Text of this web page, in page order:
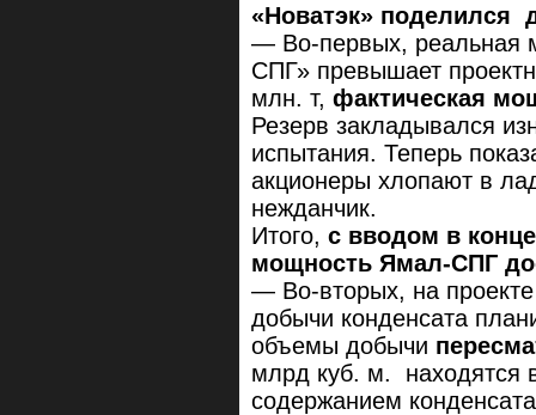
«Новатэк»
— Во-первых, реальная
СПГ» превышает
млн. т, фактическая
Резерв закладывался
испытания. Теперь
акционеры хлопают в
нежданчик.
Итого, с вводом в конце
мощность Ямал-СПГ
— Во-вторых, на
добычи конденсата
объемы добычи
млрд куб. м. находятся
содержанием